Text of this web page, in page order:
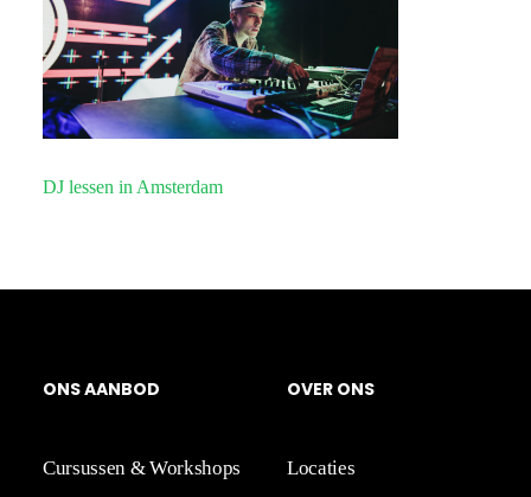
DJ lessen in Amsterdam
ONSAANBOD
Cursussen & Workshops
OVER ONS
Locaties